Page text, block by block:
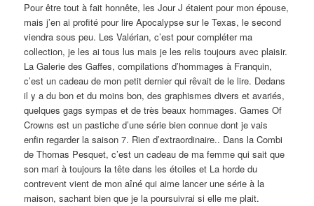
Pour être tout à fait honnête, les Jour J étaient pour mon épouse,
mais j’en ai profité pour lire Apocalypse sur le Texas, le second
viendra sous peu. Les Valérian, c’est pour compléter ma
collection, je les ai tous lus mais je les relis toujours avec plaisir.
La Galerie des Gaffes, compilations d’hommages à Franquin,
c’est un cadeau de mon petit dernier qui rêvait de le lire. Dedans
il y a du bon et du moins bon, des graphismes divers et avariés,
quelques gags sympas et de très beaux hommages. Games Of
Crowns est un pastiche d’une série bien connue dont je vais
enfin regarder la saison 7. Rien d’extraordinaire.. Dans la Combi
de Thomas Pesquet, c’est un cadeau de ma femme qui sait que
son mari à toujours la tête dans les étoiles et La horde du
contrevent vient de mon aîné qui aime lancer une série à la
maison, sachant bien que je la poursuivrai si elle me plait.